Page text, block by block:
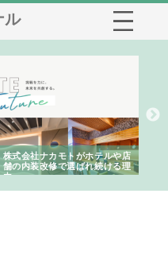
ル
株式会社ナカモトがホテルや店
舗の内装改修で選ばれ続ける理
由